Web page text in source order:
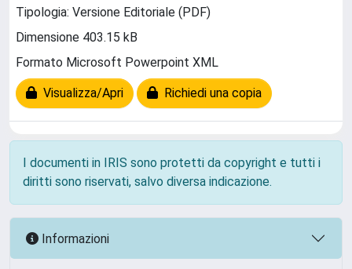
Tipologia: Versione Editoriale (PDF)
Dimensione 403.15 kB
Formato Microsoft Powerpoint XML
Visualizza/Apri Richiedi una copia
I documenti in IRIS sono protetti da copyright e tutti i
diritti sono riservati, salvo diversa indicazione.
Informazioni